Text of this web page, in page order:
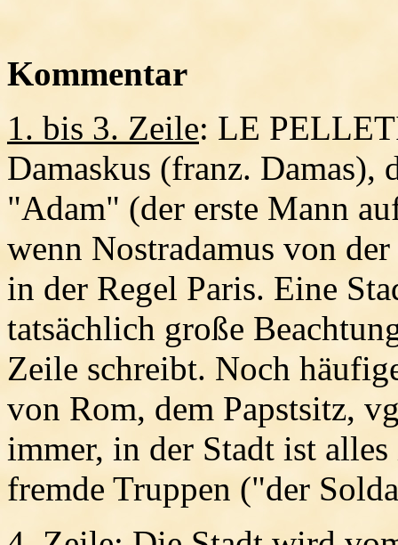
Kommentar
1. bis 3. Zeile: LE
Damaskus (franz. Damas),
"Adam" (der erste Mann
wenn Nostradamus von
in der Regel Paris. Eine
tatsächlich große
Zeile schreibt. Noch
von Rom, dem Papstsitz,
immer, in der Stadt ist
fremde Truppen ("der